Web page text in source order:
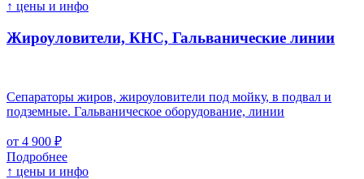
↑ цены и инфо
Жироуловители, КНС, Гальванические линии
Сепараторы жиров, жироуловители под мойку, в подвал и
подземные. Гальваническое оборудование, линии
от 4 900 ₽
Подробнее
↑ цены и инфо